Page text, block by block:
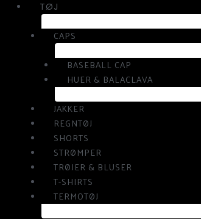
TØJ
CAPS
BASEBALL CAP
HUER & BALACLAVA
JAKKER
REGNTØJ
SHORTS
STRØMPER
TRØJER & BLUSER
T-SHIRTS
TERMOTØJ